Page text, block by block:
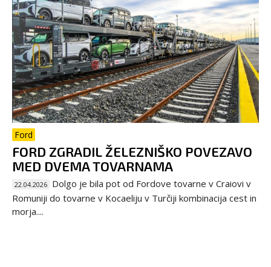
Ford
FORD ZGRADIL ŽELEZNIŠKO POVEZAVO
MED DVEMA TOVARNAMA
22.04.2026 Dolgo je bila pot od Fordove tovarne v Craiovi v
Romuniji do tovarne v Kocaeliju v Turčiji kombinacija cest in
morja....